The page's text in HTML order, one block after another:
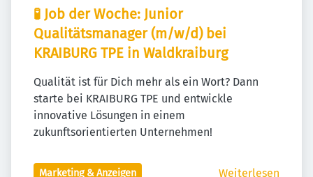
🧪 Job der Woche: Junior
Qualitätsmanager (m/w/d) bei
KRAIBURG TPE in Waldkraiburg
Qualität ist für Dich mehr als ein Wort? Dann
starte bei KRAIBURG TPE und entwickle
innovative Lösungen in einem
zukunftsorientierten Unternehmen!
Marketing & Anzeigen Weiterlesen